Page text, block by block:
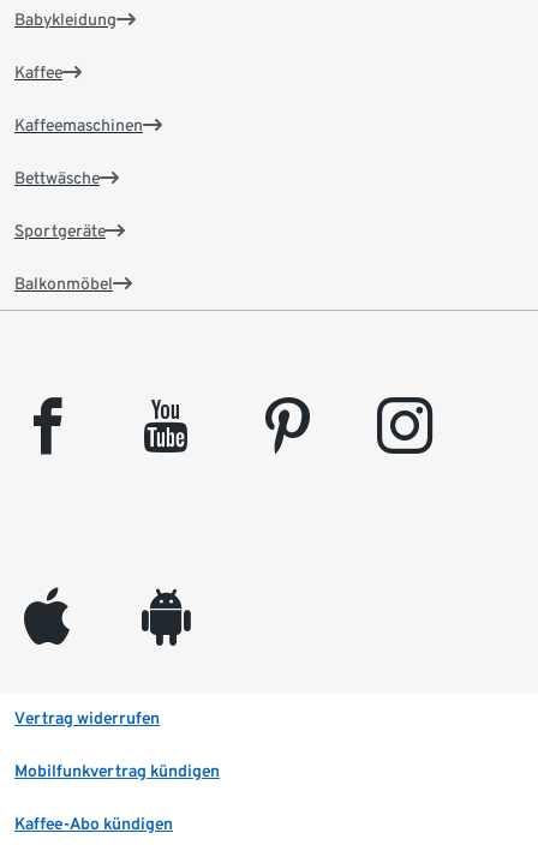
Babykleidung
Kaffee
Kaffeemaschinen
Bettwäsche
Sportgeräte
Balkonmöbel
facebook youtube pinterest instagram
appleinc android
Vertrag widerrufen
Mobilfunkvertrag kündigen
Kaffee-Abo kündigen